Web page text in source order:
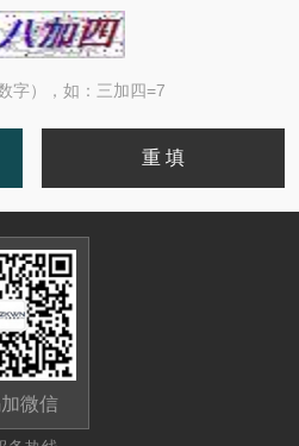
字），如：三加四=7
微信